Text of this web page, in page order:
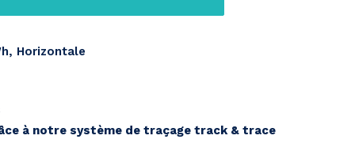
Horizontale
à notre système de traçage track & trace